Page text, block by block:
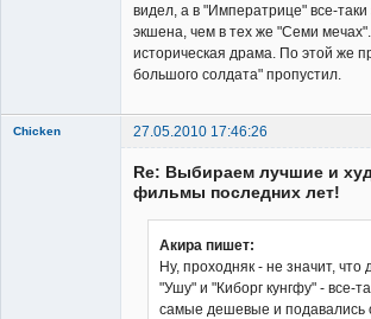
видел, а в "Императрице" все-
экшена, чем в тех же "Семи
историческая драма. По этой же
большого солдата" пропустил.
Chicken
27.05.2010 17:46:26
Re: Выбираем лучшие и
фильмы последних лет!
Акира пишет:
Ну, проходняк - не значит, что
"Ушу" и "Киборг кунгфу" - все-
самые дешевые и подавались